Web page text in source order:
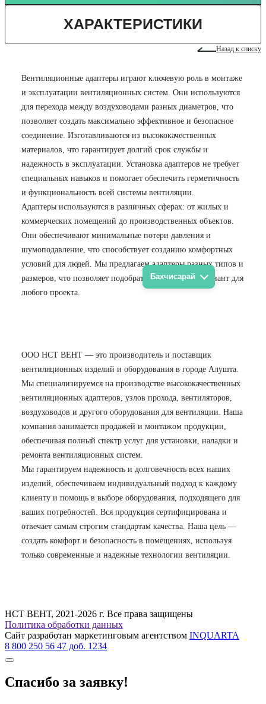
Бахчисарай
ХАРАКТЕРИСТИКИ
Назад к списку
Вентиляционные адаптеры играют ключевую роль в монтаже
и эксплуатации вентиляционных систем. Они используются
для перехода между воздуховодами разных диаметров, что
позволяет создать максимально эффективное и безопасное
соединение. Изготавливаются из высококачественных
материалов, что гарантирует долгий срок службы и
надежность в эксплуатации. Установка адаптеров не требует
специальных навыков и помогает обеспечить герметичность
и функциональность всей системы вентиляции.
Адаптеры используются в различных сферах: от жилых и
коммерческих помещений до производственных объектов.
Они обеспечивают минимальные потери давления и
шумоподавление, что способствует созданию комфортных
условий для людей. Мы предлагаем адаптеры разных типов и
размеров, что позволяет подобрать оптимальный вариант для
любого проекта.
ООО НСТ ВЕНТ — это производитель и поставщик
вентиляционных изделий и оборудования в городе Алушта.
Мы специализируемся на производстве высококачественных
вентиляционных адаптеров, узлов прохода, вентиляторов,
воздуховодов и другого оборудования для вентиляции. Наша
компания занимается продажей и монтажом продукции,
обеспечивая полный спектр услуг для установки, наладки и
ремонта вентиляционных систем.
Мы гарантируем надежность и долговечность всех наших
изделий, обеспечиваем индивидуальный подход к каждому
клиенту и помощь в выборе оборудования, подходящего для
ваших потребностей. Вся продукция сертифицирована и
отвечает самым строгим стандартам качества. Наша цель —
создать комфорт и безопасность в помещениях, используя
только современные и надежные технологии вентиляции.
НСТ ВЕНТ, 2021-2026 г. Все права защищены
Политика обработки данных
Сайт разработан маркетинговым агентством INQUARTA
8 800 250 56 47 доб. 1234
Спасибо за заявку!